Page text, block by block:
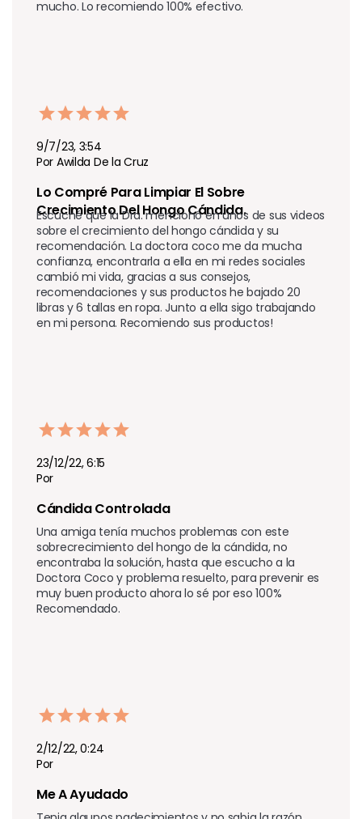
mucho. Lo recomiendo 100% efectivo.
9/7/23, 3:54
Por Awilda De la Cruz
Lo Compré Para Limpiar El Sobre
Crecimiento Del Hongo Cándida.
Escuché que la Dra. mencionó en unos de sus videos
sobre el crecimiento del hongo cándida y su
recomendación. La doctora coco me da mucha
confianza, encontrarla a ella en mi redes sociales
cambió mi vida, gracias a sus consejos,
recomendaciones y sus productos he bajado 20
libras y 6 tallas en ropa. Junto a ella sigo trabajando
en mi persona. Recomiendo sus productos!
23/12/22, 6:15
Por
Cándida Controlada
Una amiga tenía muchos problemas con este
sobrecrecimiento del hongo de la cándida, no
encontraba la solución, hasta que escucho a la
Doctora Coco y problema resuelto, para prevenir es
muy buen producto ahora lo sé por eso 100%
Recomendado.
2/12/22, 0:24
Por
Me A Ayudado